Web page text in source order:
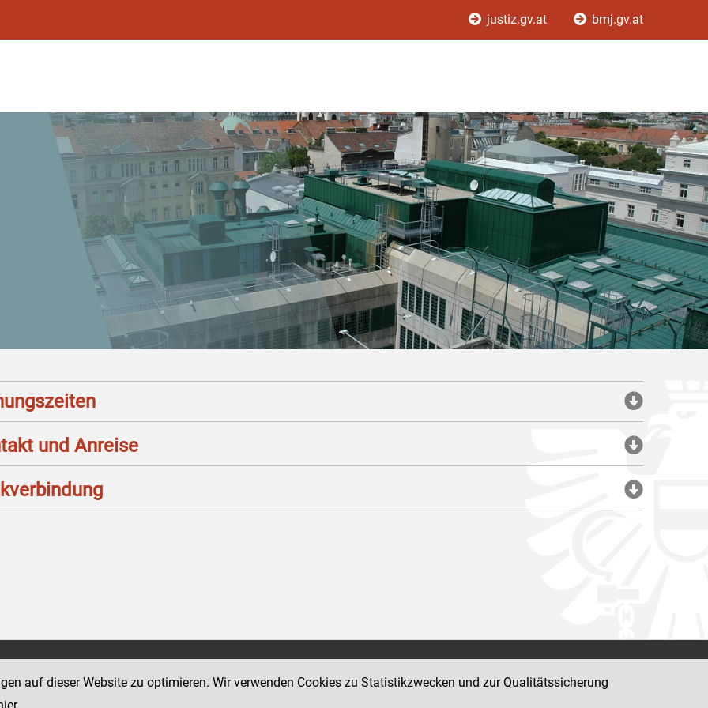
justiz.gv.at bmj.gv.at
und Anreise
18-20
der Justiz und des BMJ
Impressum
auf dieser Website zu optimieren. Wir verwenden Cookies zu Statistikzwecken und zur Qualitätssicherung